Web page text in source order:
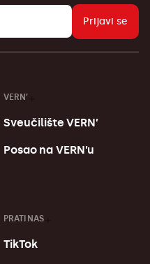
Prijavi se
VERN’
Sveučilište VERN’
Posao na VERN’u
PRATI NAS
TikTok